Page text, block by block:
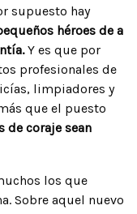
supuesto hay
héroes de a
Y es que por
profesionales de
limpiadores y
que el puesto
de coraje sean
los que
Sobre aquel nuevo